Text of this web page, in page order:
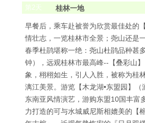
第2天 桂林一地
早餐后，乘车赴被誉为欣赏最佳处的
情壮志，一览桂林市全景；尧山还是
春季杜鹃堪称一绝：尧山杜鹃品种甚
钟），远观桂林市最高峰--【叠彩山
象，栩栩如生，引人入胜，被称为桂
漓江美景。游览【木龙湖•东盟园】
东南亚风情演艺，游购东盟10国丰富
力打造的可与水城威尼斯相媲美的【